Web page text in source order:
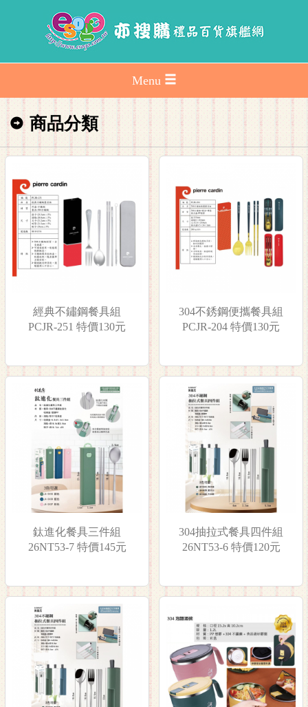
Menu
商品分類
經典不鏽鋼餐具組
PCJR-251 特價130元
304不銹鋼便攜餐具組
PCJR-204 特價130元
鈦進化餐具三件組
26NT53-7 特價145元
304抽拉式餐具四件組
26NT53-6 特價120元